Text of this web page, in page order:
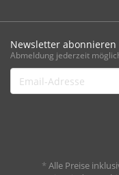
Newsletter abonnieren
Abmeldung jederzeit
Email-
Adresse
*Alle Preise